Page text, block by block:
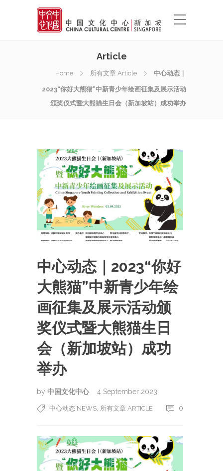
Article
Home 所有文章 Article 中心动态｜
2023“你好大熊猫”中新青少年绘画征集及展示活动
颁奖仪式暨大熊猫生日会（新加坡站）成功举办
中心动态｜2023“你好
大熊猫”中新青少年绘
画征集及展示活动颁
奖仪式暨大熊猫生日
会（新加坡站）成功
举办
by 中国文化中心 4 September 2023
中心动态 NEWS 所有文章 ARTICLE 0